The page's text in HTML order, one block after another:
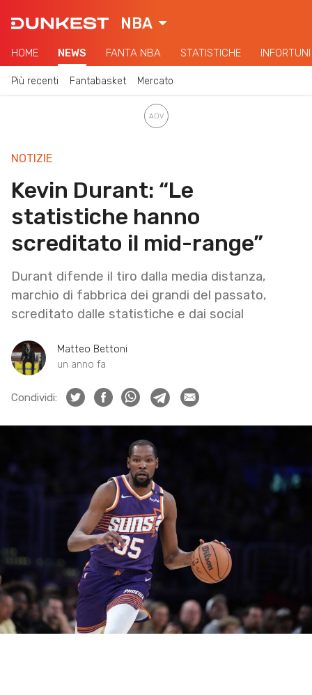
NBA
HOME NEWS FANTA NBA STATISTICHE INFORTUNI
Più recenti Fantabasket Mercato
NOTIZIE
Kevin Durant: “Le
statistiche hanno
screditato il mid-range”
Durant difende il tiro dalla media distanza,
marchio di fabbrica dei grandi del passato,
screditato dalle statistiche e dai social
Matteo Bettoni
un anno fa
Condividi: